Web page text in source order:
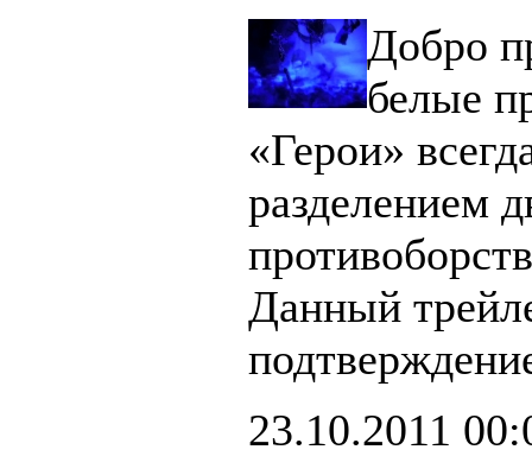
Добро
белые
«Герои»
разделением
Данный
23.10.2011